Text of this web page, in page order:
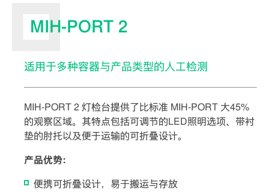
MIH-PORT 2
适用于多种容器与产品类型的人工检测
MIH-PORT 2 灯检台提供了比标准 MIH-PORT 大45%
的观察区域。其特点包括可调节的LED照明选项、带衬
垫的肘托以及便于运输的可折叠设计。
产品优势：
便携可折叠设计，易于搬运与存放